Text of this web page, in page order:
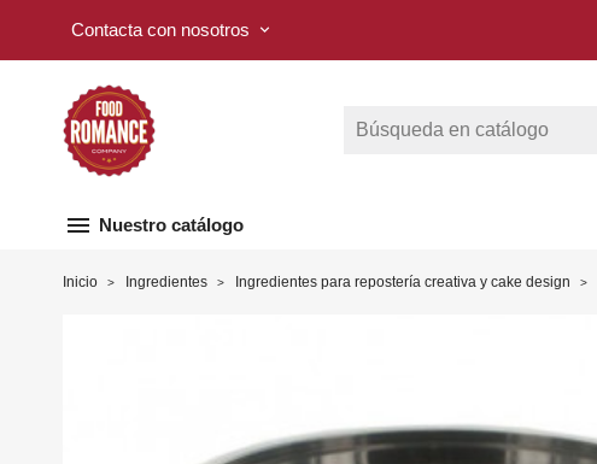
Contacta con nosotros keyboard_arrow_down
menu Nuestro catálogo
Inicio Ingredientes Ingredientes para repostería creativa y cake design